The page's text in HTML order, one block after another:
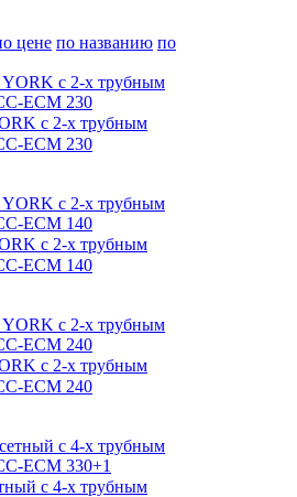
цене по названию по
с 2-х трубным
ECM 230
с 2-х трубным
ECM 140
c 2-х трубным
ECM 240
с 4-х трубным